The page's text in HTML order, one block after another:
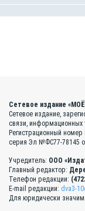
Сетевое издание
Сетевое издание,
связи, информационных
Регистрационный номер
серия Эл №ФС77-78145
Учредитель: ООО
Главный редактор:
Телефон редакции:
E-mail редакции: dva3-
Для юридически